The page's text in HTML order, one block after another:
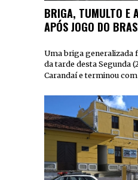
BRIGA, TUMULTO E
APÓS JOGO DO
Uma briga generalizada
da tarde desta Segunda
Carandaí e terminou